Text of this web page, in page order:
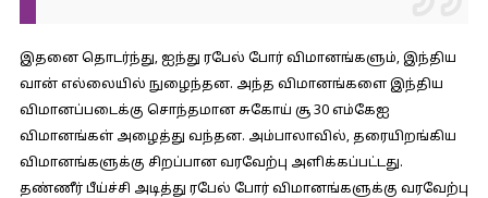
இதனை தொடர்ந்து, ஐந்து ரபேல் போர் விமானங்களும், இந்திய
வான் எல்லையில் நுழைந்தன. அந்த விமானங்களை இந்திய
விமானப்படைக்கு சொந்தமான சுகோய் சூ 30 எம்கேஐ
விமானங்கள் அழைத்து வந்தன. அம்பாலாவில், தரையிறங்கிய
விமானங்களுக்கு சிறப்பான வரவேற்பு அளிக்கப்பட்டது.
தண்ணீர் பீய்ச்சி அடித்து ரபேல் போர் விமானங்களுக்கு வரவேற்பு